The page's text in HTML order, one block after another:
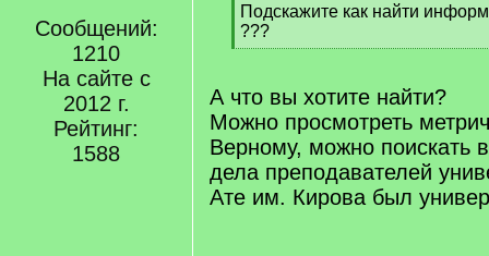
Сообщений:
1210
На сайте с
2012 г.
Рейтинг:
1588
[
q
]
Подскажите как найти
???
[
q
А что вы хотите найти?
Можно просмотреть
Верному, можно поискать
дела преподавателей
Ате им. Кирова был